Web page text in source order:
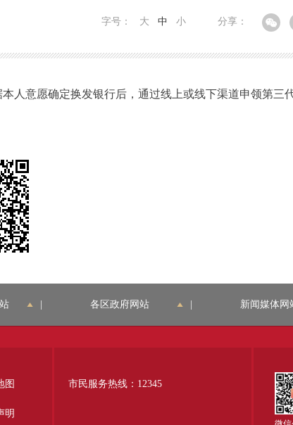
分享：
字号： 大 中 小
意愿确定换发银行后，通过线上或线下渠道申领第三
各区政府网站 新闻媒体网
图
明
市民服务热线：12345